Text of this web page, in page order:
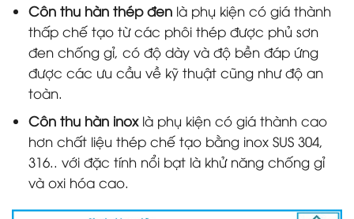
Côn thu hàn thép đenlà phụ kiện có giá thành
thấp chế tạo từ các phôi thép được phủ sơn
đen chống gỉ, có độ dày và độ bền đáp ứng
được các ưu cầu về kỹ thuật cũng như độ an
toàn.
Côn thu hàn inoxlà phụ kiện có giá thành cao
hơn chất liệu thép chế tạo bằng inox SUS 304,
316.. với đặc tính nổi bạt là khử năng chống gỉ
và oxi hóa cao.